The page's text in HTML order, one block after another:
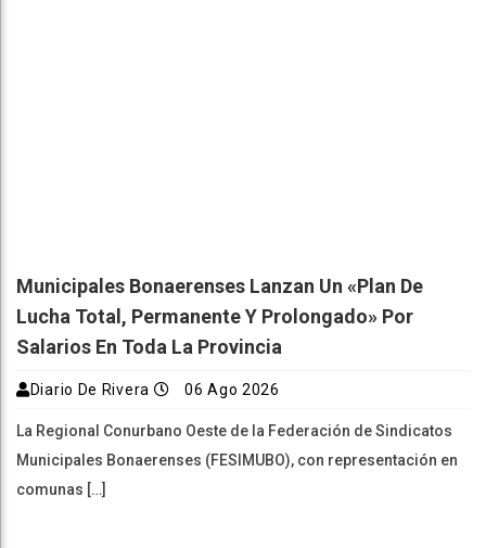
Municipales Bonaerenses Lanzan Un «plan De
Lucha Total, Permanente Y Prolongado» Por
Salarios En Toda La Provincia
Diario De Rivera 06 Ago 2026
La Regional Conurbano Oeste de la Federación de Sindicatos
Municipales Bonaerenses (FESIMUBO), con representación en
comunas […]